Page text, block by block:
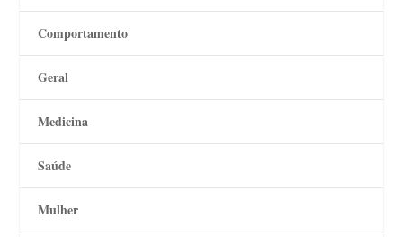
Comportamento
Geral
Medicina
Saúde
Mulher